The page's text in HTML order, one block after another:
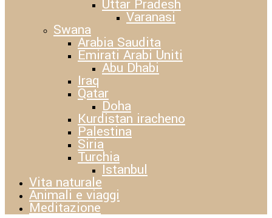
Uttar Pradesh
Varanasi
Swana
Arabia Saudita
Emirati Arabi Uniti
Abu Dhabi
Iraq
Qatar
Doha
Kurdistan iracheno
Palestina
Siria
Turchia
Istanbul
Vita naturale
Animali e viaggi
Meditazione